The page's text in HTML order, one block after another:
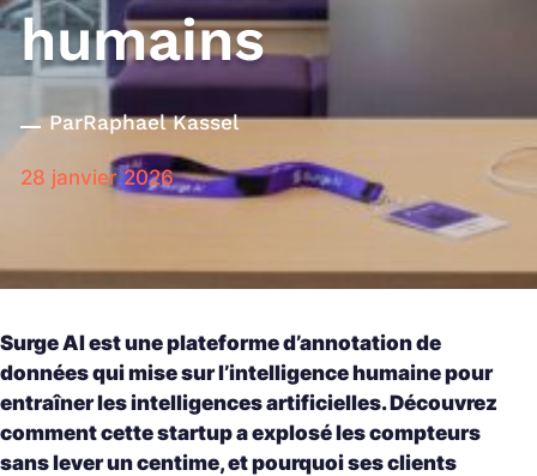
humains
ParRaphael Kassel
28 janvier 2026
Surge AI est une plateforme d’annotation de
données qui mise sur l’intelligence humaine pour
entraîner les intelligences artificielles. Découvrez
comment cette startup a explosé les compteurs
sans lever un centime, et pourquoi ses clients